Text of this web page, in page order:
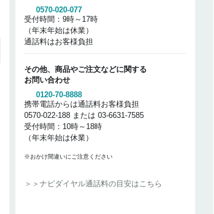
0570-020-077
受付時間：9時～17時
（年末年始は休業）
通話料はお客様負担
その他、商品やご注文などに関する
お問い合わせ
0120-70-8888
携帯電話からは通話料お客様負担
0570-022-188 または 03-6631-7585
受付時間：10時～18時
（年末年始は休業）
※おかけ間違いにご注意ください
＞＞ナビダイヤル通話料の目安はこちら